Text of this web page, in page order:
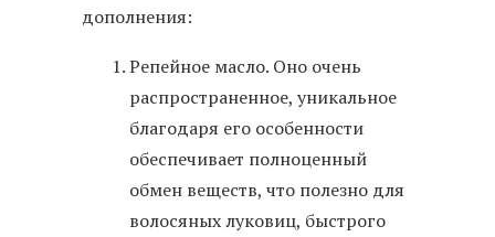
дополнения:
Репейное масло. Оно очень
распространенное, уникальное
благодаря его особенности
обеспечивает полноценный
обмен веществ, что полезно для
волосяных луковиц, быстрого